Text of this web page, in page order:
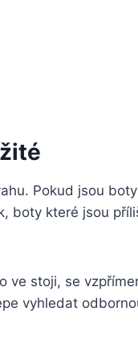
Pokud jsou
boty ⁢které jsou
stoji, se
vyhledat